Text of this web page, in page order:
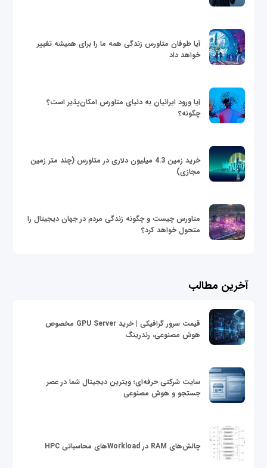
آیا طوفان متاورس زندگی همه ما را برای همیشه تغییر
خواهد داد
آیا ورود ایرانیان به دنیای متاورس امکان‌پذیر است؟
چگونه؟
خرید زمین 4.3 میلیون دلاری در متاورس (چند متر زمین
مجازی)
متاورس چیست و چگونه زندگی مردم در جهان دیجیتال را
متحول خواهد کرد؟
آخرین مطالب
قیمت سرور گرافیکی | خرید GPU Server مخصوص
هوش مصنوعی، رندرینگ
سایت شرکتی حرفه‌ای؛ ویترین دیجیتال شما در عصر
جستجو و هوش مصنوعی
چالش‌های RAM در Workloadهای محاسباتی HPC